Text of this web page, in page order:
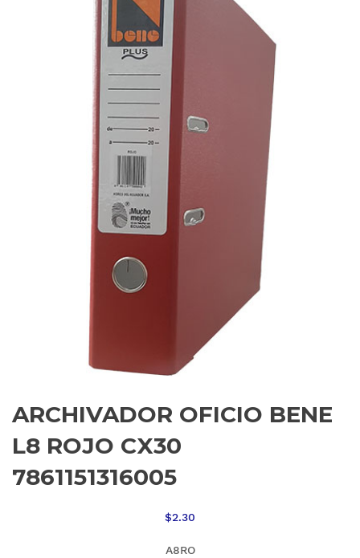
ARCHIVADOR OFICIO BENE
L8 ROJO CX30
7861151316005
$2.30
A8RO